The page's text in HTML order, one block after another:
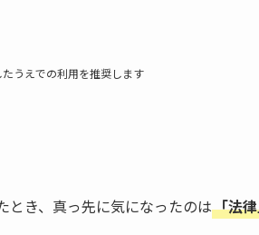
うえでの利用を推奨します
とき、真っ先に気になったのは「法